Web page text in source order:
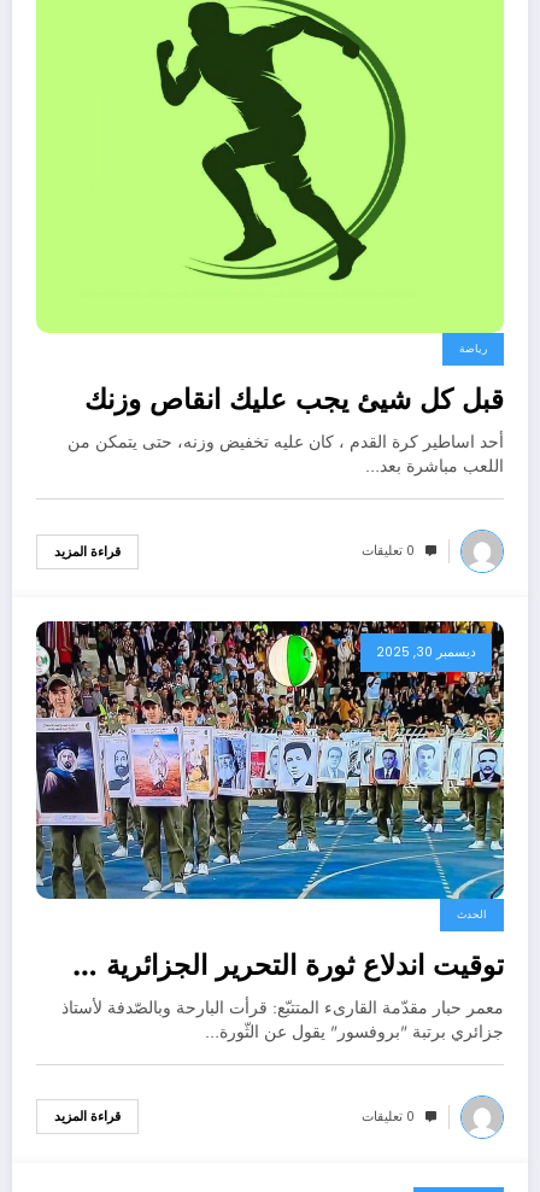
رياضة
قبل كل شيئ يجب عليك انقاص وزنك
أحد اساطير كرة القدم ، كان عليه تخفيض وزنه، حتى يتمكن من
اللعب مباشرة بعد…
0 تعليقات قراءة المزيد
ديسمبر 30, 2025
الحدث
توقيت اندلاع ثورة التحرير الجزائرية …
معمر حبار مقدّمة القارىء المتتبّع: قرأت البارحة وبالصّدفة لأستاذ
جزائري برتبة "بروفسور" يقول عن الثّورة…
0 تعليقات قراءة المزيد